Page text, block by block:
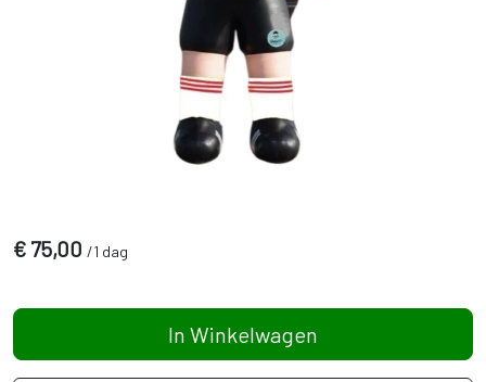
€ 75,00 /1 dag
In Winkelwagen